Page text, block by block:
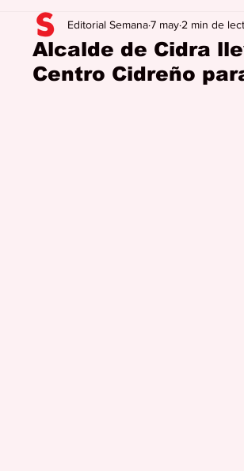
Alcalde de Cidra
Centro Cidreño
Editorial Semana7 may 2 min de